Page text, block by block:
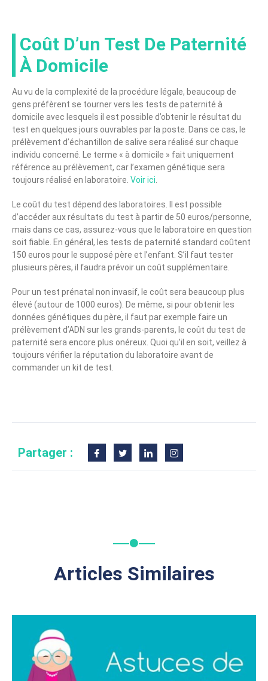
Coût D’un Test De Paternité
À Domicile
Au vu de la complexité de la procédure légale, beaucoup de
gens préfèrent se tourner vers les tests de paternité à
domicile avec lesquels il est possible d’obtenir le résultat du
test en quelques jours ouvrables par la poste. Dans ce cas, le
prélèvement d’échantillon de salive sera réalisé sur chaque
individu concerné. Le terme « à domicile » fait uniquement
référence au prélèvement, car l’examen génétique sera
toujours réalisé en laboratoire. Voir ici.
Le coût du test dépend des laboratoires. Il est possible
d’accéder aux résultats du test à partir de 50 euros/personne,
mais dans ce cas, assurez-vous que le laboratoire en question
soit fiable. En général, les tests de paternité standard coûtent
150 euros pour le supposé père et l’enfant. S’il faut tester
plusieurs pères, il faudra prévoir un coût supplémentaire.
Pour un test prénatal non invasif, le coût sera beaucoup plus
élevé (autour de 1000 euros). De même, si pour obtenir les
données génétiques du père, il faut par exemple faire un
prélèvement d’ADN sur les grands-parents, le coût du test de
paternité sera encore plus onéreux. Quoi qu’il en soit, veillez à
toujours vérifier la réputation du laboratoire avant de
commander un kit de test.
Partager :
Articles Similaires